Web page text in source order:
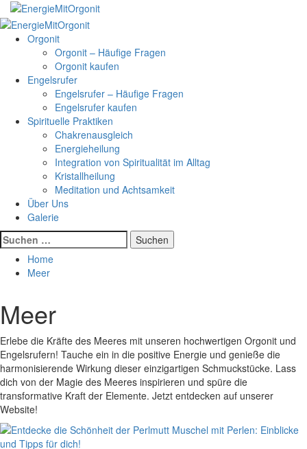
Skip
to
content
Primary
Menu Orgonit
Orgonit – Häufige Fragen
Orgonit kaufen
Engelsrufer
Engelsrufer – Häufige Fragen
Engelsrufer kaufen
Spirituelle Praktiken
Chakrenausgleich
Energieheilung
Integration von Spiritualität im Alltag
Kristallheilung
Meditation und Achtsamkeit
Über Uns
Galerie
Suchen
nach:
Home
Meer
Meer
Erlebe die Kräfte des Meeres mit unseren hochwertigen Orgonit und
Engelsrufern! Tauche ein in die positive Energie und genieße die
harmonisierende Wirkung dieser einzigartigen Schmuckstücke. Lass
dich von der Magie des Meeres inspirieren und spüre die
transformative Kraft der Elemente. Jetzt entdecken auf unserer
Website!